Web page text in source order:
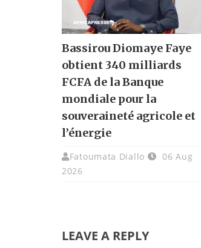
Bassirou Diomaye Faye
obtient 340 milliards
FCFA de la Banque
mondiale pour la
souveraineté agricole et
l’énergie
Fatoumata Diallo
06 Aug
2026
LEAVE A REPLY